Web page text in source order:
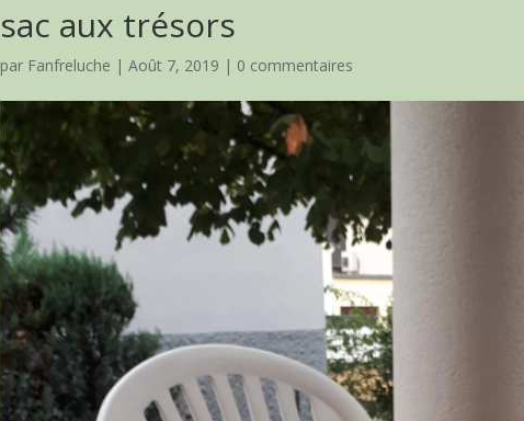
sac aux trésors
par Fanfreluche | Août 7, 2019 | 0 commentaires